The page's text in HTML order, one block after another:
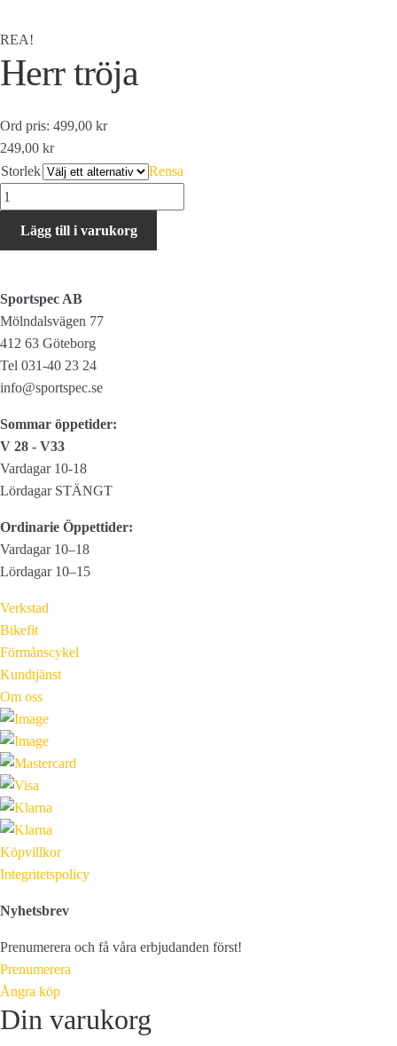
REA!
Herr tröja
Ord pris: 499,00 kr
249,00 kr
Storlek
Rensa
Herr
tröja
mängdLägg till i varukorg
Sportspec AB
Mölndalsvägen 77
412 63 Göteborg
Tel 031-40 23 24
info@sportspec.se
Sommar öppetider:
V 28 - V33
Vardagar 10-18
Lördagar STÄNGT
Ordinarie Öppettider:
Vardagar 10–18
Lördagar 10–15
Verkstad
Bikefit
Förmånscykel
Kundtjänst
Om oss
Köpvillkor
Integritetspolicy
Nyhetsbrev
Prenumerera och få våra erbjudanden först!
Prenumerera
Ångra köp
Din varukorg